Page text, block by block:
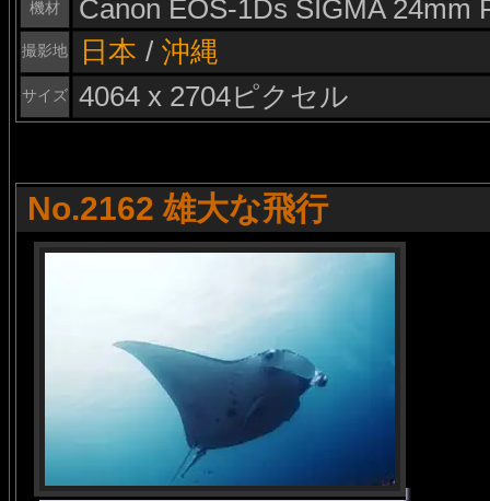
機材
Canon EOS-1Ds SIGMA 24mm
撮影地 日本 / 沖縄
サイズ 4064 x 2704ピクセル
No.2162 雄大な飛行